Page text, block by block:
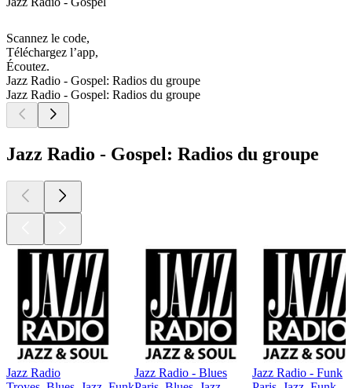
Scannez le code,
Téléchargez l’app,
Écoutez.
Jazz Radio - Gospel: Radios du groupe
Jazz Radio - Gospel: Radios du groupe
Jazz Radio - Gospel: Radios du groupe
Jazz Radio
Jazz Radio - Blues
Jazz Radio - Funk